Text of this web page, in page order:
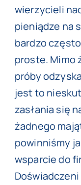
wierzycieli
pieniądze na
bardzo
proste. Mimo
próby
jest to
zasłania się
żadnego
powinniśmy
wsparcie do